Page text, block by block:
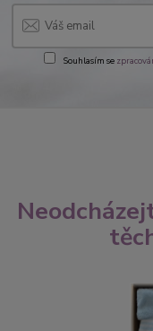
Souhlasím se